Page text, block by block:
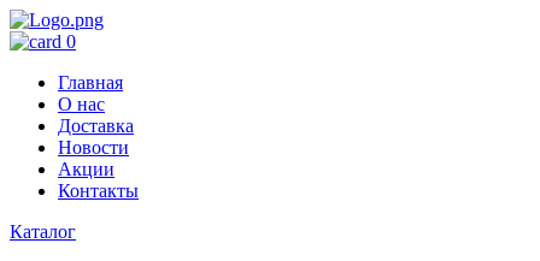
0
Главная
О нас
Доставка
Новости
Акции
Контакты
Каталог